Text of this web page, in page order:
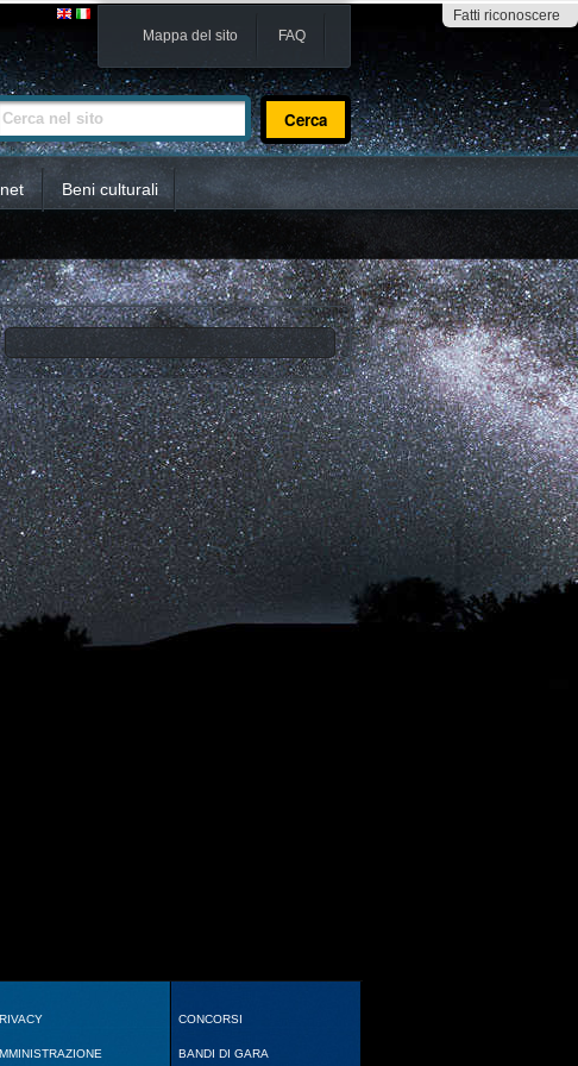
Fatti riconoscere
Mappa del sito FAQ
nel sito
Beni culturali
CONCORSI
BANDI DI GARA